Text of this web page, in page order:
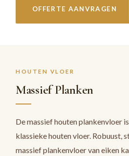
OFFERTE AANVRAGEN
HOUTEN VLOER
Massief Planken
De massief houten plankenvloer
klassieke houten vloer. Robuust,
massief plankenvloer van eiken